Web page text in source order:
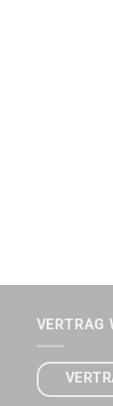
VERTRAG